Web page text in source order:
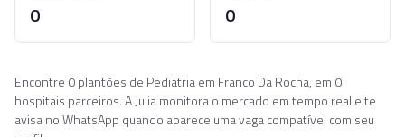
0 0
Encontre 0 plantões de Pediatria em Franco Da Rocha, em 0
hospitais parceiros. A Julia monitora o mercado em tempo real e te
avisa no WhatsApp quando aparece uma vaga compatível com seu